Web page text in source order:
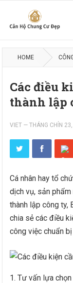
HOME
Các điều
thành lập
VIET —THÁNG CHÍN
Cá nhân hay tổ
dịch vụ, sản
thành lập công ty,
chia sẻ các điều
công việc chuẩn
1. Tư vấn lựa